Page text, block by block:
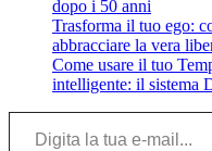
dopo i 50 anni
Trasforma il tuo ego:
abbracciare la vera
Come usare il tuo
intelligente: il sistema
Digita la tua e-mail...